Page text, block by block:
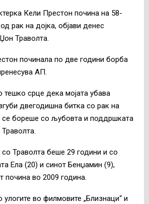
Кели Престон почина на 58-
рак на дојка, објави денес
Траволта.
починала по две години борба
АП.
тешко срце дека мојата убава
двегодишна битка со рак на
се бореше со љубовта и поддршката
Траволта.
Траволта беше 29 години и со
Ела (20) и синот Бенџамин (9),
почина во 2009 година.
улогите во филмовите „Близнаци“ и